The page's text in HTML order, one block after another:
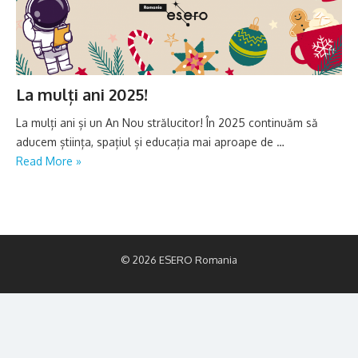
La mulți ani 2025!
La mulți ani și un An Nou strălucitor! În 2025 continuăm să
aducem știința, spațiul și educația mai aproape de …
Read More »
© 2026 ESERO Romania